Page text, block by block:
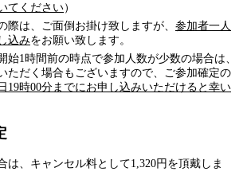
てください）
際は、ご面倒お掛け致しますが、 参加者一人
込みをお願い致します。
始1時間前の時点で参加人数が少数の場合は、
ただく場合もございますので、ご参加確定の
19時00分までにお申し込みいただけると幸い
は、キャンセル料として1,320円を頂戴しま